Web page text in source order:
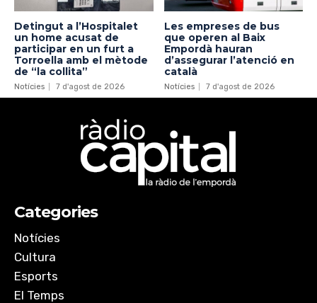
Detingut a l’Hospitalet
un home acusat de
participar en un furt a
Torroella amb el mètode
de “la collita”
Notícies 7 d'agost de 2026
Les empreses de bus
que operen al Baix
Empordà hauran
d’assegurar l’atenció en
català
Notícies 7 d'agost de 2026
Categories
Notícies
Cultura
Esports
El Temps